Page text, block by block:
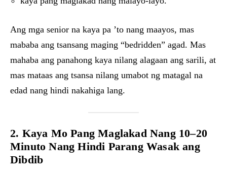
Ang mga senior na kaya pa ’to nang maayos, mas
mababa ang tsansang maging “bedridden” agad. Mas
mahaba ang panahong kaya nilang alagaan ang sarili, at
mas mataas ang tsansa nilang umabot ng matagal na
edad nang hindi nakahiga lang.
2. Kaya Mo Pang Maglakad Nang 10–20
Minuto Nang Hindi Parang Wasak ang
Dibdib